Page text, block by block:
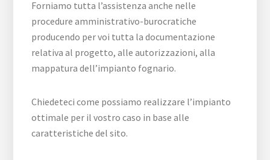
Forniamo tutta l’assistenza anche nelle
procedure amministrativo-burocratiche
producendo per voi tutta la documentazione
relativa al progetto, alle autorizzazioni, alla
mappatura dell’impianto fognario.
Chiedeteci come possiamo realizzare l’impianto
ottimale per il vostro caso in base alle
caratteristiche del sito.